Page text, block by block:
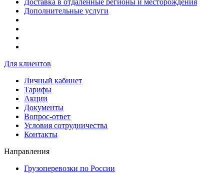
Дополнительные услуги
Для клиентов
Личный кабинет
Тарифы
Акции
Документы
Вопрос-ответ
Условия сотрудничества
Контакты
Направления
Грузоперевозки по России